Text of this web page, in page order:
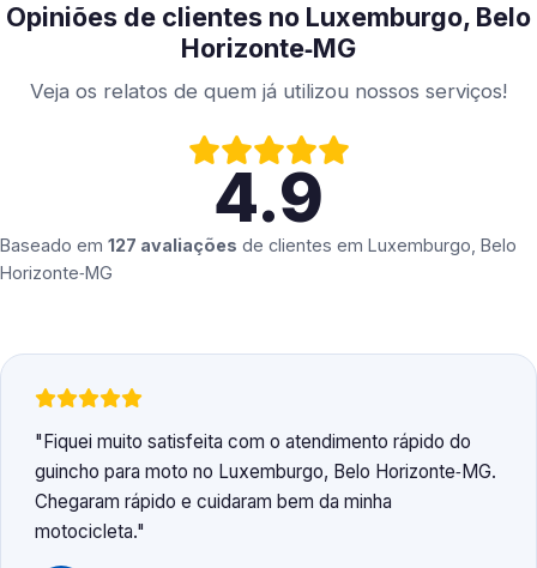
Opiniões de clientes no Luxemburgo, Belo
Horizonte‑MG
Veja os relatos de quem já utilizou nossos serviços!
4.9
Baseado em 127 avaliações de clientes em Luxemburgo, Belo
Horizonte‑MG
Fiquei muito satisfeita com o atendimento rápido do
guincho para moto no Luxemburgo, Belo Horizonte‑MG.
Chegaram rápido e cuidaram bem da minha
motocicleta.